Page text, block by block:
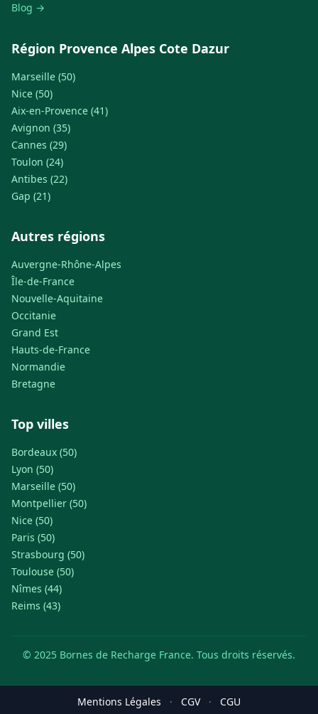
Blog →
Région Provence Alpes Cote Dazur
Marseille (50)
Nice (50)
Aix-en-Provence (41)
Avignon (35)
Cannes (29)
Toulon (24)
Antibes (22)
Gap (21)
Autres régions
Auvergne-Rhône-Alpes
Île-de-France
Nouvelle-Aquitaine
Occitanie
Grand Est
Hauts-de-France
Normandie
Bretagne
Top villes
Bordeaux (50)
Lyon (50)
Marseille (50)
Montpellier (50)
Nice (50)
Paris (50)
Strasbourg (50)
Toulouse (50)
Nîmes (44)
Reims (43)
© 2025 Bornes de Recharge France. Tous droits réservés.
Mentions Légales · CGV · CGU